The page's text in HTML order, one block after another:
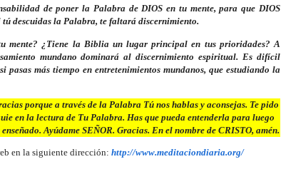
de poner la Palabra de DIOS en tu mente, para que DIOS
tú descuidas la Palabra, te faltará discernimiento.
mente? ¿Tiene la Biblia un lugar principal en tus prioridades? A
mundano dominará al discernimiento espiritual. Es difícil
pasas más tiempo en entretenimientos mundanos, que estudiando la
porque a través de la Palabra Tú nos hablas y aconsejas. Te pido
en la lectura de Tu Palabra. Has que pueda entenderla para luego
Ayúdame SEÑOR. Gracias. En el nombre de CRISTO, amén.
en la siguiente dirección: http://www.meditaciondiaria.org/